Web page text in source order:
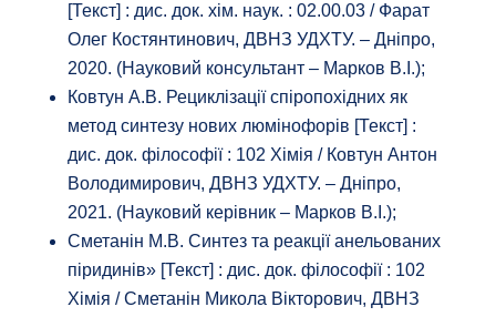
[Текст] : дис. док. хім. наук. : 02.00.03 / Фарат
Олег Костянтинович, ДВНЗ УДХТУ. – Дніпро,
2020. (Науковий консультант – Марков В.І.);
Ковтун А.В. Рециклізації спіропохідних як
метод синтезу нових люмінофорів [Текст] :
дис. док. філософії : 102 Хімія / Ковтун Антон
Володимирович, ДВНЗ УДХТУ. – Дніпро,
2021. (Науковий керівник – Марков В.І.);
Сметанін М.В. Синтез та реакції анельованих
піридинів» [Текст] : дис. док. філософії : 102
Хімія / Сметанін Микола Вікторович, ДВНЗ